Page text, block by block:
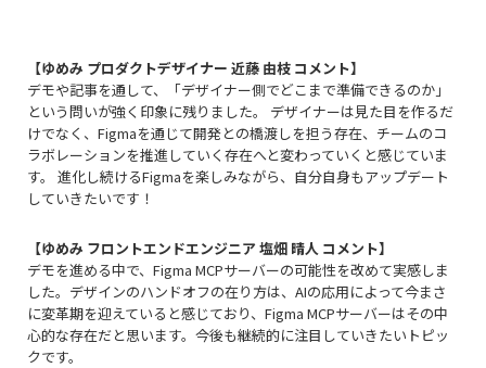
【ゆめみ プロダクトデザイナー 近藤 由枝 コメント】
デモや記事を通して、「デザイナー側でどこまで準備できるのか」
という問いが強く印象に残りました。 デザイナーは見た目を作るだ
けでなく、Figmaを通じて開発との橋渡しを担う存在、チームのコ
ラボレーションを推進していく存在へと変わっていくと感じていま
す。 進化し続けるFigmaを楽しみながら、自分自身もアップデート
していきたいです！
【ゆめみ フロントエンドエンジニア 塩畑 晴人 コメント】
デモを進める中で、Figma MCPサーバーの可能性を改めて実感しま
した。デザインのハンドオフの在り方は、AIの応用によって今まさ
に変革期を迎えていると感じており、Figma MCPサーバーはその中
心的な存在だと思います。今後も継続的に注目していきたいトピッ
クです。